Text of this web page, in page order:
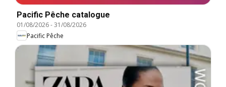
Pacific Pêche catalogue
01/08/2026-31/08/2026
Pacific Pêche